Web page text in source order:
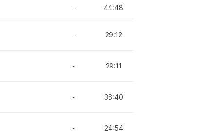
- 44:48
- 29:12
- 29:11
- 36:40
- 24:54